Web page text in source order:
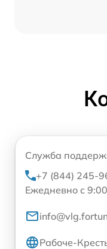
Служба
+7 (844) 245-
Ежедневно с
Рабоче-